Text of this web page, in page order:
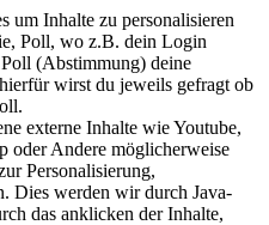
um Inhalte zu personalisieren
Poll, wo z.B. dein Login
(Abstimmung) deine
wirst du jeweils gefragt ob
externe Inhalte wie Youtube,
oder Andere möglicherweise
Personalisierung,
Dies werden wir durch Java-
das anklicken der Inhalte,